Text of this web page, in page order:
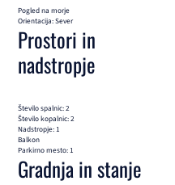
Pogled na morje
Orientacija: Sever
Prostori in
nadstropje
Število spalnic: 2
Število kopalnic: 2
Nadstropje: 1
Balkon
Parkirno mesto: 1
Gradnja in stanje